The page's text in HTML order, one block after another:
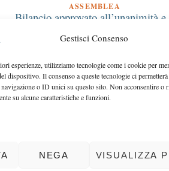
Gestisci Consenso
esperienze, utilizziamo tecnologie come i cookie per
dispositivo. Il consenso a queste tecnologie ci
o ID unici su questo sito. Non acconsentire o
su alcune caratteristiche e funzioni.
NEGA VISUALIZZA
ASSEMBLEA
Bilancio approvato all’unanimità e
EDITORIALE PRESIDENTE
Costruire futuro insieme
BACK